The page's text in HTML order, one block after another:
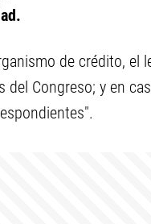
de crédito,
del Congreso; y en